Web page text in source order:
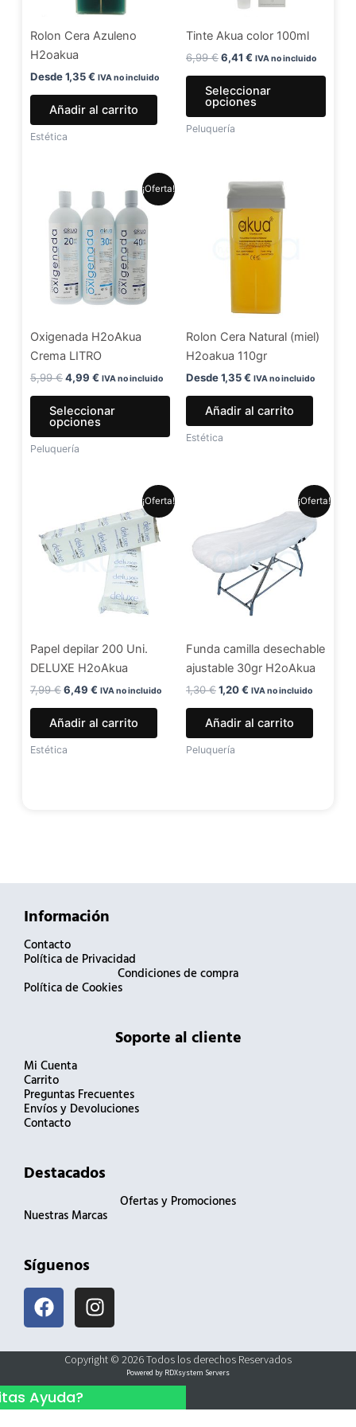
Rolon Cera Azuleno
H2oakua
Desde1,35€ IVA no incluido
Añadir al carrito
Estética
Tinte Akua color 100ml
6,99€6,41 € IVA no incluido
Seleccionar
opciones
en
Peluquería
¡Oferta!
Oxigenada H2oAkua
Crema LITRO
5,99€
original
era:
5,99 €.
4,99 €
precio
actual
4,99 €.
IVA no incluido
Seleccionar
opciones
Este
producto
pueden
elegir
la
página
de
Peluquería
Rolon Cera Natural (miel)
H2oakua 110gr
Desde1,35€ IVA no incluido
Añadir al carrito
Estética
¡Oferta!
Papel depilar 200 Uni.
DELUXE H2oAkua
7,99€
original
era:
7,99 €.
6,49 €
actual
es:
6,49 €.
IVA no incluido
Añadir al carrito
Estética
¡Oferta!
Funda camilla desechable
ajustable 30gr H2oAkua
1,30€
original
era:
1,20€
actual
1,20 €.
IVA no incluido
Añadir al carrito
Peluquería
Información
Contacto
Política de Privacidad
Condiciones de compra
Política de Cookies
Soporte al cliente
Mi Cuenta
Carrito
Preguntas Frecuentes
Envíos y Devoluciones
Contacto
Destacados
Ofertas y Promociones
Nuestras Marcas
Síguenos
F
a
e
o
o
I
n
t
r
Copyright © 2026 Todos los derechos Reservados
Powered by RDXsystem Servers
Ayuda?